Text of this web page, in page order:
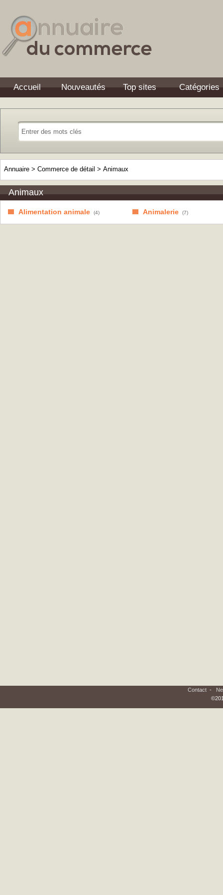
Accueil Nouveautés Top sites Catégories
Annuaire > Commerce de détail > Animaux
Animaux
Alimentation animale (4) Animalerie (7)
Contact -